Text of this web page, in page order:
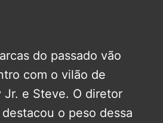
do passado vão
com o vilão de
Jr. e Steve. O diretor
o peso dessa